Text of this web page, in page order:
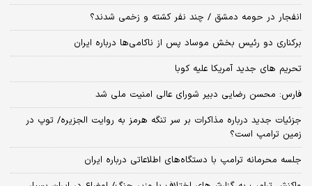
انفجار در حومه دمشق / چند نفر کشته و زخمی شدند؟
برکناری دو رئیس بخش موساد پس از ناکامی‌ها درباره ایران
تحریم های جدید آمریکا علیه کوبا
فارس: محسن رضایی دبیر شورای عالی امنیت ملی شد
جزئیات جدید درباره مذاکرات بر سر تنگه هرمز به روایت الجزیره/ توپ در
زمین ترامپ است؟
جلسه محرمانه ترامپ با دستگاه‌های اطلاعاتی درباره ایران